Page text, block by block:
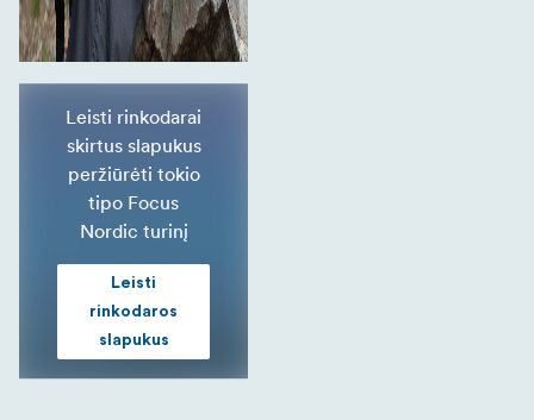
Leisti rinkodarai
skirtus slapukus
peržiūrėti tokio
tipo Focus
Nordic turinį
Leisti
rinkodaros
slapukus